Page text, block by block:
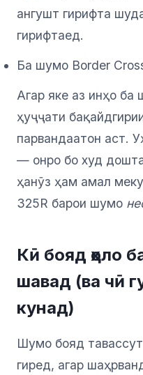
ангушт гирифта
гирифтаед.
Ба шумо Border
Агар яке аз инҳо
ҳуҷҷати
парвандаатон аст.
— онро бо худ
ҳанӯз ҳам амал
325R барои шумо
Кӣ бояд ҳоло
шавад (ва чӣ
кунад)
Шумо бояд
гиред, агар